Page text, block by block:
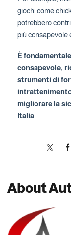
giochi come
potrebbero
più consapevole
È
consapevole,
strumenti di
migliorare la
Italia.
About